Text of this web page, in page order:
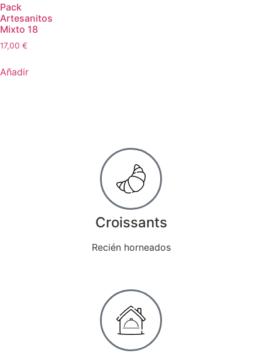
Pack
Artesanitos
Mixto 18
17,00 €
Añadir
Croissants
Recién horneados